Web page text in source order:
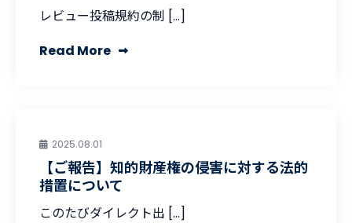
レビュー投稿規約の制 […]
Read More
2025.08.01
【ご報告】知的財産権の侵害に対する法的
措置について
このたびダイレクト出 […]